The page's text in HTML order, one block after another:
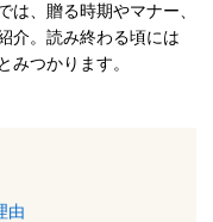
、贈る時期やマナー、
介。読み終わる頃には
みつかります。
由